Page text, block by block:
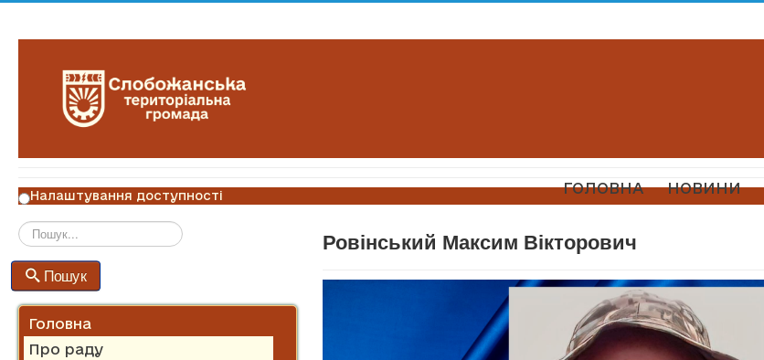
ГОЛОВНА НОВИНИ
Налаштування доступності
Пошук
Головна
Про раду
Ровінський Максим Вікторович